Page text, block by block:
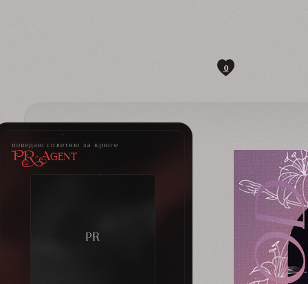
0
поведаю сплетню за крюге
PR-Agent